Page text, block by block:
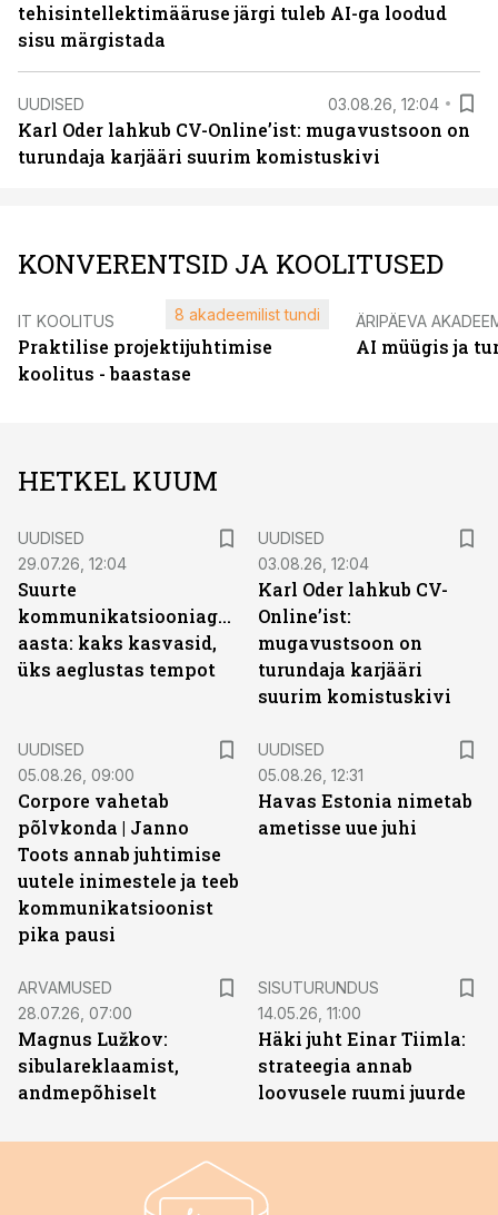
tehisintellektimääruse järgi tuleb AI-ga loodud
sisu märgistada
UUDISED 03.08.26, 12:04
Karl Oder lahkub CV-Online’ist: mugavustsoon on
turundaja karjääri suurim komistuskivi
KONVERENTSID JA KOOLITUSED
IT KOOLITUS
Praktilise projektijuhtimise
koolitus - baastase
8 akadeemilist tundi ÄRIPÄEVA
AI müügis ja
HETKEL KUUM
UUDISED
29.07.26, 12:04
Suurte
kommunikatsiooniagentuuride
aasta: kaks kasvasid,
üks aeglustas tempot
UUDISED
03.08.26, 12:04
Karl Oder lahkub CV-
Online’ist:
mugavustsoon on
turundaja karjääri
suurim komistuskivi
UUDISED
05.08.26, 09:00
Corpore vahetab
põlvkonda | Janno
Toots annab juhtimise
uutele inimestele ja teeb
kommunikatsioonist
pika pausi
UUDISED
05.08.26, 12:31
Havas Estonia nimetab
ametisse uue juhi
ARVAMUSED
28.07.26, 07:00
Magnus Lužkov:
sibulareklaamist,
andmepõhiselt
SISUTURUNDUS
14.05.26, 11:00
Häki juht Einar Tiimla:
strateegia annab
loovusele ruumi juurde